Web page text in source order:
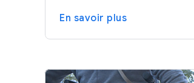
En savoir plus